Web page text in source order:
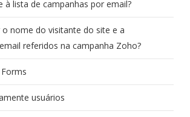
à lista de campanhas por email?
nome do visitante do site e a
referidos na campanha Zoho?
usuários